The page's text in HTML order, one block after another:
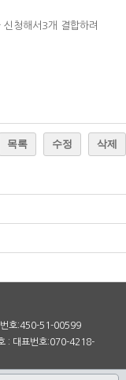
청해서3개 결합하려
목록 수정 삭제
번호:450-51-00599
: 대표번호:070-4218-